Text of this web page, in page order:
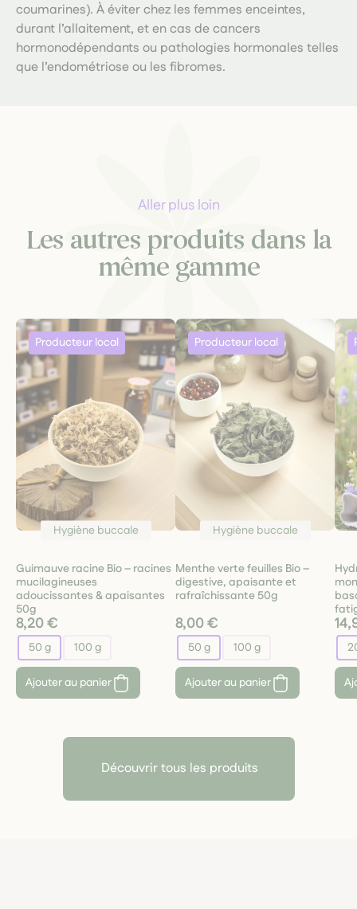
coumarines). À éviter chez les femmes enceintes,
durant l’allaitement, et en cas de cancers
hormonodépendants ou pathologies hormonales telles
que l’endométriose ou les fibromes.
Aller plus loin
Les autres produits dans la
même gamme
Hygiène buccale
Guimauve racine Bio – racines
mucilagineuses
adoucissantes & apaisantes
50g
8,20 €
50 g 100 g
Ajouter au panier
Hygiène buccale
Menthe verte feuilles Bio –
digestive, apaisante et
rafraîchissante 50g
8,00 €
50 g 100 g
Ajouter au panier
Découvrir tous les produits